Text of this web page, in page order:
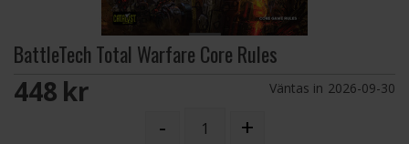
BattleTech Total Warfare Core Rules
448 SEK Väntas in 2026-09-30
- +